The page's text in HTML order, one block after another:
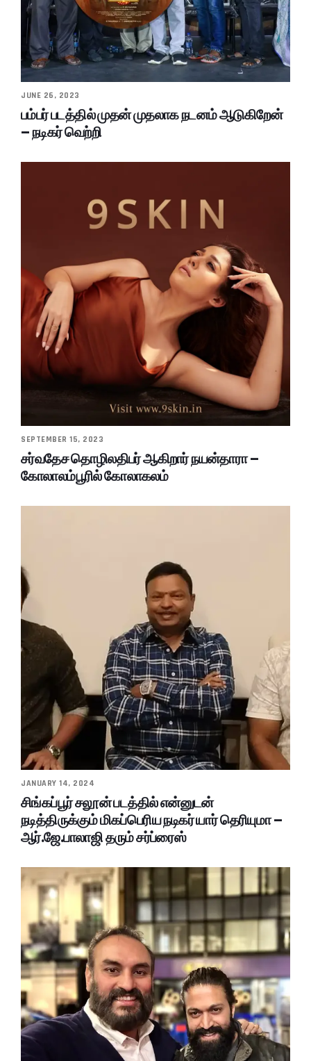
JUNE 26, 2023
பம்பர் படத்தில் முதன் முதலாக நடனம் ஆடுகிறேன்
– நடிகர் வெற்றி
SEPTEMBER 15, 2023
சர்வதேச தொழிலதிபர் ஆகிறார் நயன்தாரா –
கோலாலம்பூரில் கோலாகலம்
JANUARY 14, 2024
சிங்கப்பூர் சலூன் படத்தில் என்னுடன்
நடித்திருக்கும் மிகப்பெரிய நடிகர் யார் தெரியுமா –
ஆர்.ஜே.பாலாஜி தரும் சர்ப்ரைஸ்